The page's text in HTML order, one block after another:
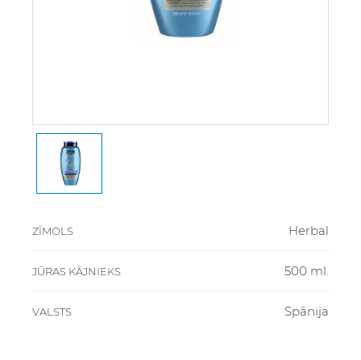
ZĪMOLS Herbal
JŪRAS KĀJNIEKS 500 ml.
VALSTS Spānija